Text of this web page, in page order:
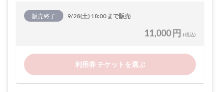
販売終了 9/28(土) 18:00 まで販売
11,000 円 (税込)
利用券 チケットを選ぶ